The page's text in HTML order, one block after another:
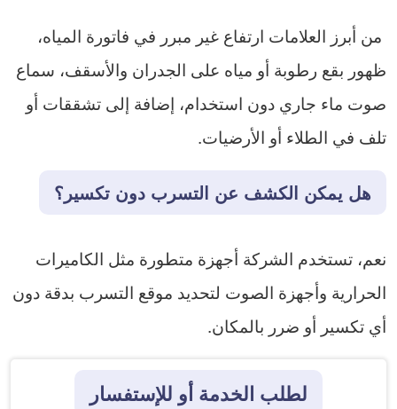
من أبرز العلامات ارتفاع غير مبرر في فاتورة المياه،
ظهور بقع رطوبة أو مياه على الجدران والأسقف، سماع
صوت ماء جاري دون استخدام، إضافة إلى تشققات أو
تلف في الطلاء أو الأرضيات.
هل يمكن الكشف عن التسرب دون تكسير؟
نعم، تستخدم الشركة أجهزة متطورة مثل الكاميرات
الحرارية وأجهزة الصوت لتحديد موقع التسرب بدقة دون
أي تكسير أو ضرر بالمكان.
لطلب الخدمة أو للإستفسار